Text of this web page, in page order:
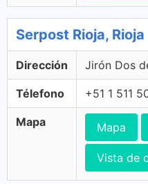
Serpost Rioja, Rioja
Dirección Jirón Dos
Télefono +51 1 511
Mapa Mapa
Vista de